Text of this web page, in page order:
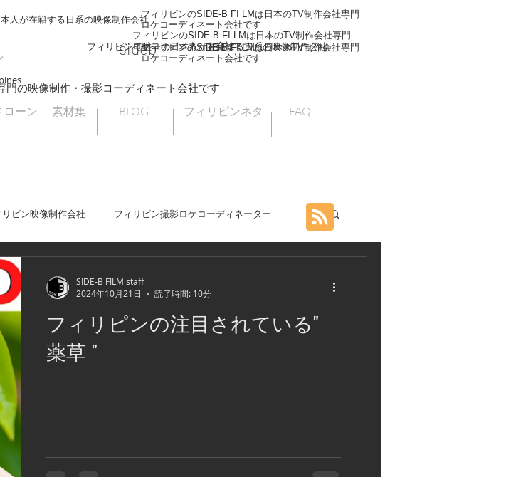
sideb
フィリピンで唯一の日本人が在籍する日系の映像制作会社
フィリピンのSIDE-B FI LMは日本のTV制作会社専門
ロケコーディネート会社です
フィリピンのSIDE-B FI LMは日本のTV制作会社専門
ロケコーディネート会社です
人が在籍する日系の映像制作会社
フィリピンのSIDE-B FI LMは日本のTV制作会社専門
ロケコーディネート会社です
の映像制作・撮影コーディネート会社です
ローン 素材集 BLOG フィリピンネタ FAQ
リピン映像制作会社 フィリピン撮影ロケコーディネーター
ファー
の遊び フィリピン大統領選挙 ナウエライステラス
ボラカイ島
文化遺産
フィリピンの注目されている"
薬草 "
SIDE-B FILM staff
2024年10月21日
読了時間: 10分